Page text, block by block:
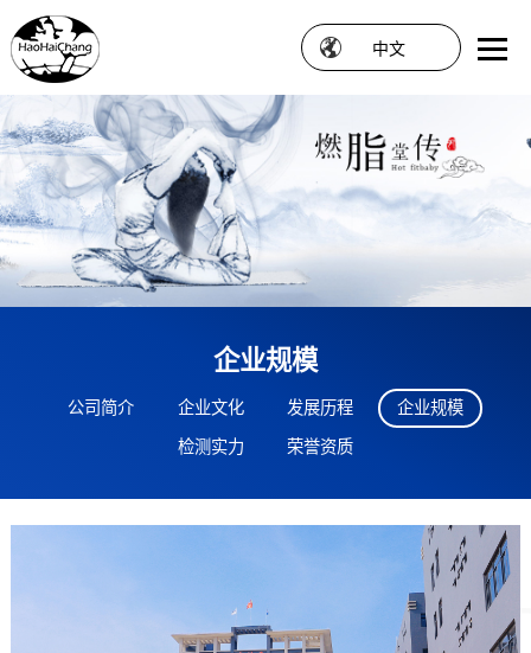
中文
企业规模
公司简介 企业文化 发展历程 企业规模
检测实力 荣誉资质